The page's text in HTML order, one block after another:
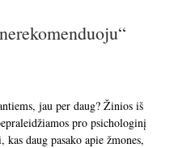
jau per daug? Žinios iš
pro psichologinį
daug pasako apie žmones,